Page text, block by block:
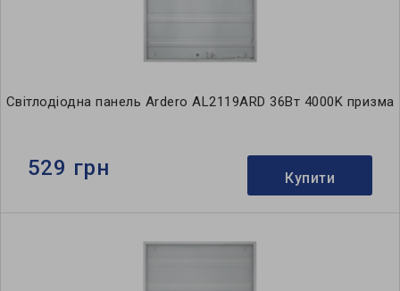
Світлодіодна панель Ardero AL2119ARD 36Вт 4000K призма
529 грн Купити